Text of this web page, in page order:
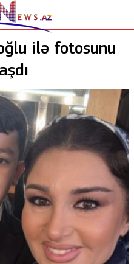
ilə fotosunu